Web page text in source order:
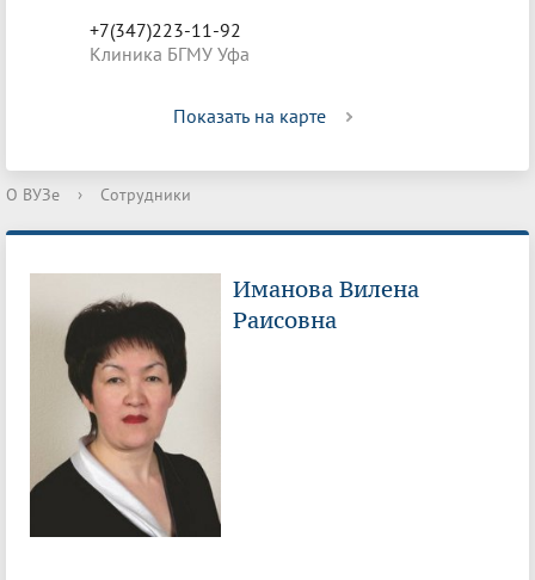
+7(347)223-11-92
Клиника БГМУ Уфа
Показать на карте
О ВУЗе › Сотрудники
Иманова Вилена
Раисовна